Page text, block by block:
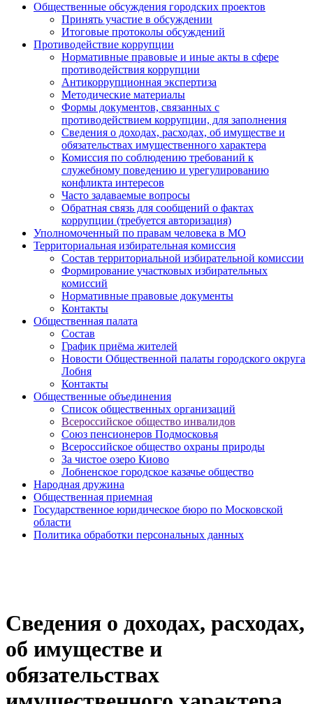
Общественные обсуждения городских проектов
Принять участие в обсуждении
Итоговые протоколы обсуждений
Противодействие коррупции
Нормативные правовые и иные акты в сфере
противодействия коррупции
Антикоррупционная экспертиза
Методические материалы
Формы документов, связанных с
противодействием коррупции, для заполнения
Сведения о доходах, расходах, об имуществе и
обязательствах имущественного характера
Комиссия по соблюдению требований к
служебному поведению и урегулированию
конфликта интересов
Часто задаваемые вопросы
Обратная связь для сообщений о фактах
коррупции (требуется авторизация)
Уполномоченный по правам человека в МО
Территориальная избирательная комиссия
Состав территориальной избирательной комиссии
Формирование участковых избирательных
комиссий
Нормативные правовые документы
Контакты
Общественная палата
Состав
График приёма жителей
Новости Общественной палаты городского округа
Лобня
Контакты
Общественные объединения
Cписок общественных организаций
Всероссийское общество инвалидов
Союз пенсионеров Подмосковья
Всероссийское общество охраны природы
За чистое озеро Киово
Лобненское городское казачье общество
Народная дружина
Общественная приемная
Государственное юридическое бюро по Московской
области
Политика обработки персональных данных
Сведения о доходах, расходах,
об имуществе и
обязательствах